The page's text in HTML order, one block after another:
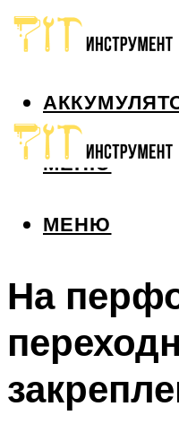
МЕНЮ
МЕНЮ
На